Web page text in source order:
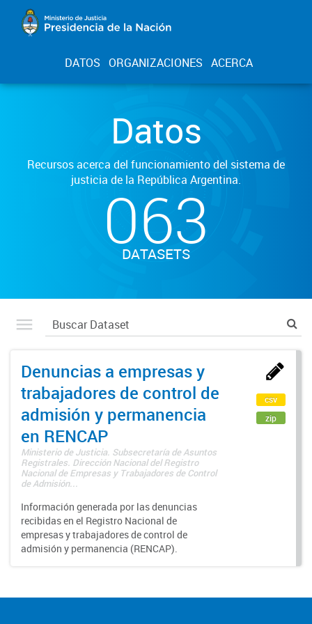
DATOS ORGANIZACIONES ACERCA
Datos
Recursos acerca del funcionamiento del sistema de
justicia de la República Argentina.
063
DATASETS
Denuncias a empresas y
trabajadores de control de
admisión y permanencia
en RENCAP
Ministerio de Justicia. Subsecretaría de Asuntos
Registrales. Dirección Nacional del Registro
Nacional de Empresas y Trabajadores de Control
de Admisión...
Información generada por las denuncias
recibidas en el Registro Nacional de
empresas y trabajadores de control de
admisión y permanencia (RENCAP).
csv
zip